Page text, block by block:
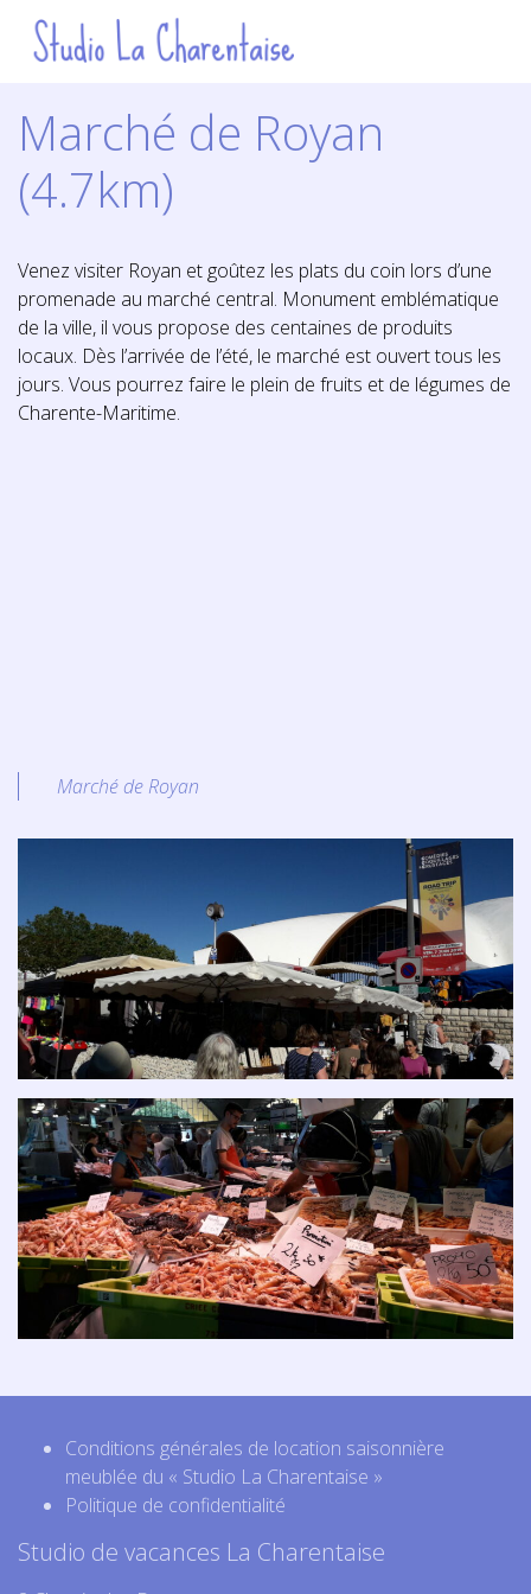
Marché de Royan
(4.7km)
Venez visiter Royan et goûtez les plats du coin lors d’une
promenade au marché central. Monument emblématique
de la ville, il vous propose des centaines de produits
locaux. Dès l’arrivée de l’été, le marché est ouvert tous les
jours. Vous pourrez faire le plein de fruits et de légumes de
Charente-Maritime.
Marché de Royan
Conditions générales de location saisonnière
meublée du « Studio La Charentaise »
Politique de confidentialité
Studio de vacances La Charentaise